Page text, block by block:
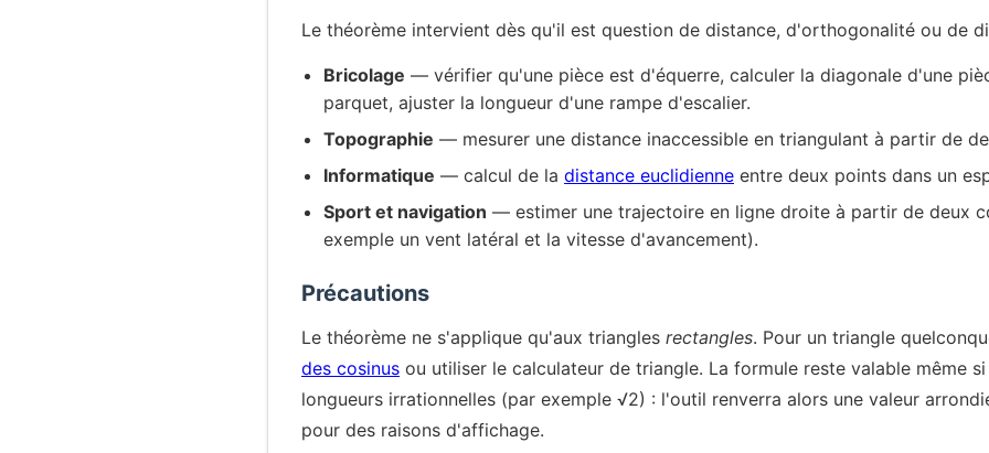
Le théorème intervient dès qu'il est question de distance, d'orthogonalité ou de
Bricolage — vérifier qu'une pièce est d'équerre, calculer la diagonale d'une
parquet, ajuster la longueur d'une rampe d'escalier.
Topographie — mesurer une distance inaccessible en triangulant à partir de
Informatique — calcul de la distance euclidienne entre deux points dans un
Sport et navigation — estimer une trajectoire en ligne droite à partir de deux
exemple un vent latéral et la vitesse d'avancement).
Précautions
Le théorème ne s'applique qu'aux triangles rectangles. Pour un triangle
des cosinus ou utiliser le calculateur de triangle. La formule reste valable même si
longueurs irrationnelles (par exemple √2) : l'outil renverra alors une valeur
pour des raisons d'affichage.